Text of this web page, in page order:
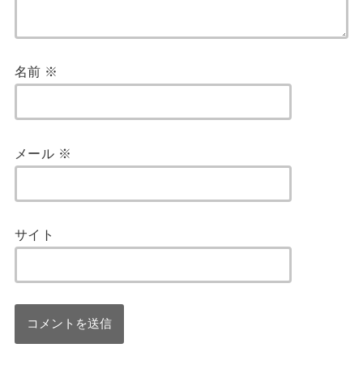
名前 ※
メール ※
サイト